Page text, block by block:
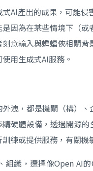
AI產出的成果，可能
因為在某些情境下（
意輸入與蝙蝠俠相關
用生成式AI服務。
洩，都是機關（構）
硬體設備，透過開源
練或提供服務，有關
組織，選擇像Open AI